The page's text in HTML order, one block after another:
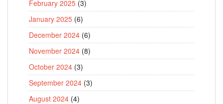
February 2025 (3)
January 2025 (6)
December 2024 (6)
November 2024 (8)
October 2024 (3)
September 2024 (3)
August 2024 (4)